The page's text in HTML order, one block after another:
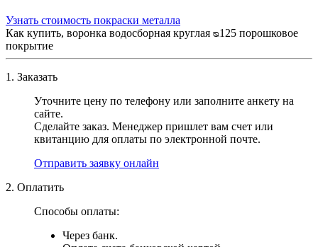
Узнать стоимость покраски металла
Как купить, воронка водосборная круглая ᴓ125 порошковое
покрытие
1. Заказать
Уточните цену по телефону или заполните анкету на
сайте.
Сделайте заказ. Менеджер пришлет вам счет или
квитанцию для оплаты по электронной почте.
Отправить заявку онлайн
2. Оплатить
Способы оплаты:
Через банк.